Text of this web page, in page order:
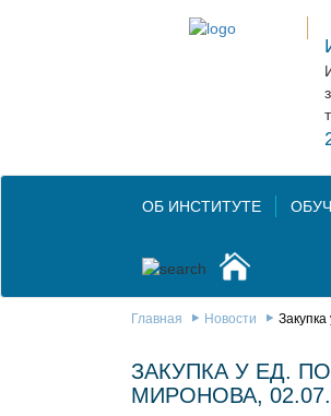
ОБ ИНСТИТУТЕ
Главная Новости
ЗАКУПКА У ЕД.
МИРОНОВА,